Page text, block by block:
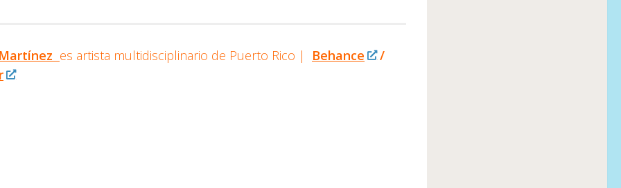
es artista multidisciplinario de Puerto Rico | Behance
/